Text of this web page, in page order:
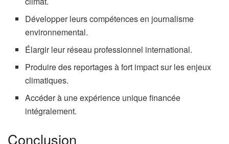
Développer leurs compétences en journalisme
environnemental.
Élargir leur réseau professionnel international.
Produire des reportages à fort impact sur les enjeux
climatiques.
Accéder à une expérience unique financée
intégralement.
Conclusion